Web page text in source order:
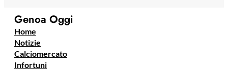
Genoa Oggi
Home
Notizie
Calciomercato
Infortuni